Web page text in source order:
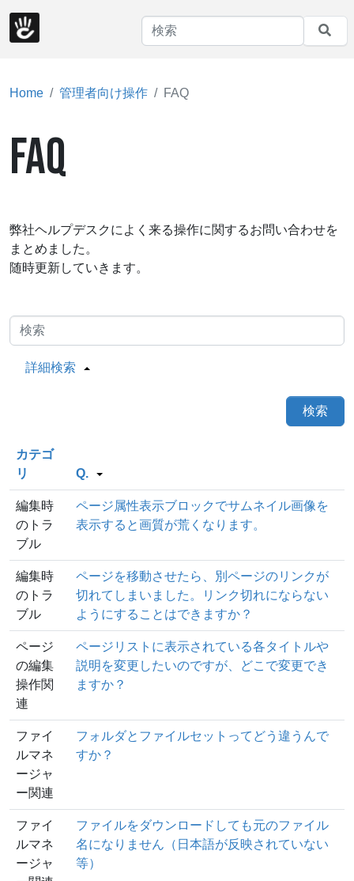
Home 管理者向け操作 FAQ
FAQ
弊社ヘルプデスクによく来る操作に関するお問い合わせを
まとめました。
随時更新していきます。
詳細検索
検索
カテゴ
リ
Q.
編集時
のトラ
ブル
ページ属性表示ブロックでサムネイル画像を
表示すると画質が荒くなります。
編集時
のトラ
ブル
ページを移動させたら、別ページのリンクが
切れてしまいました。リンク切れにならない
ようにすることはできますか？
ページ
の編集
操作関
連
ページリストに表示されている各タイトルや
説明を変更したいのですが、どこで変更でき
ますか？
ファイ
ルマネ
ージャ
ー関連
フォルダとファイルセットってどう違うんで
すか？
ファイ
ルマネ
ージャ
ファイルをダウンロードしても元のファイル
名になりません（日本語が反映されていない
等）